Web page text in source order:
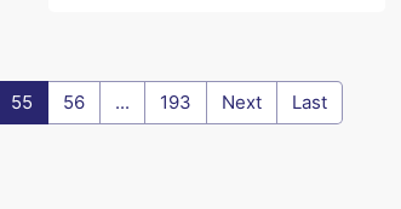
55 56 ... 193 Next Last